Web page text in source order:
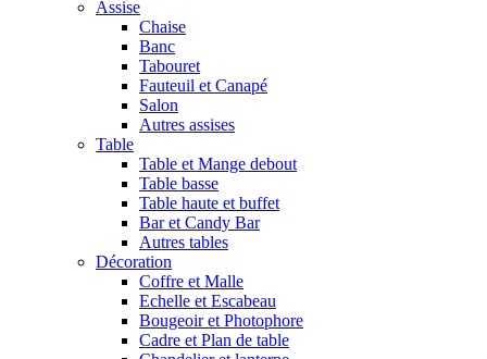
Assise
Chaise
Banc
Tabouret
Fauteuil et Canapé
Salon
Autres assises
Table
Table et Mange debout
Table basse
Table haute et buffet
Bar et Candy Bar
Autres tables
Décoration
Coffre et Malle
Echelle et Escabeau
Bougeoir et Photophore
Cadre et Plan de table